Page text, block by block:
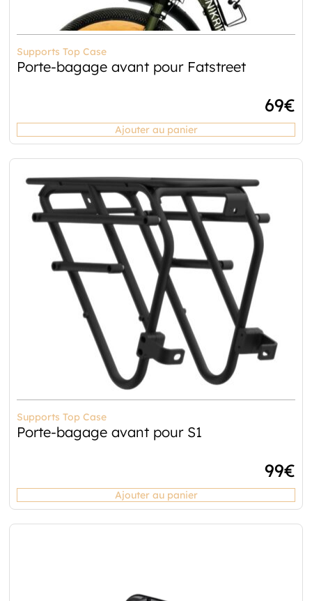
Supports Top Case
Porte-bagage avant pour Fatstreet
69€
Ajouter au panier
Supports Top Case
Porte-bagage avant pour S1
99€
Ajouter au panier